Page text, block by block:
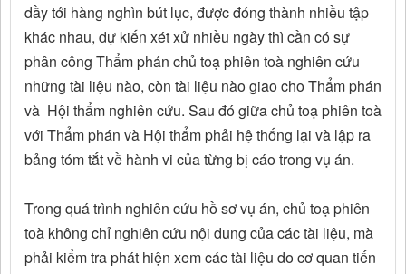
dầy tới hàng nghìn bút lục, được đóng thành nhiều tập
khác nhau, dự kiến xét xử nhiều ngày thì cần có sự
phân công Thẩm phán chủ toạ phiên toà nghiên cứu
những tài liệu nào, còn tài liệu nào giao cho Thẩm phán
và Hội thẩm nghiên cứu. Sau đó giữa chủ toạ phiên toà
với Thẩm phán và Hội thẩm phải hệ thống lại và lập ra
bảng tóm tắt về hành vi của từng bị cáo trong vụ án.
Trong quá trình nghiên cứu hồ sơ vụ án, chủ toạ phiên
toà không chỉ nghiên cứu nội dung của các tài liệu, mà
phải kiểm tra phát hiện xem các tài liệu do cơ quan tiến